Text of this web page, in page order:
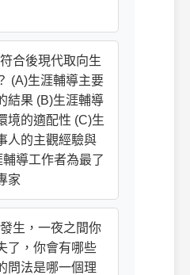
合後現代取向生
(A)生涯輔導主要
結果 (B)生涯輔導
境的適配性 (C)生
人的主觀經驗與
導工作者為最了
家
生，一夜之間你
了，你會有哪些
問法是哪一個理